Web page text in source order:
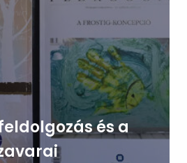
és a